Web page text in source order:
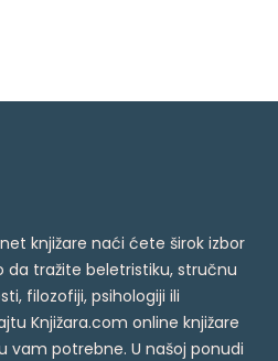
knjižare naći ćete širok izbor
da tražite beletristiku, stručnu
filozofiji, psihologiji ili
Knjižara.com online knjižare
vam potrebne. U našoj ponudi